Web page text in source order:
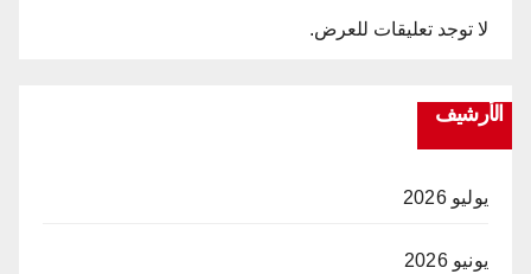
لا توجد تعليقات للعرض.
الأرشيف
يوليو 2026
يونيو 2026